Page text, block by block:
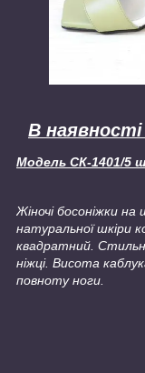
В
Модель СК-1401/5
Жіночі босоніжки на
натуральної шкіри
квадратний.
ніжці. Висота
повноту ноги.